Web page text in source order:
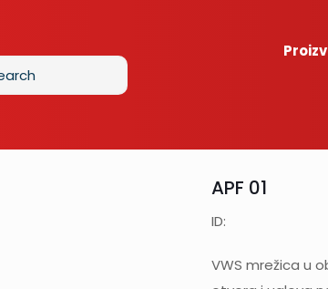
APF 01
ID:
VWS mrežica u